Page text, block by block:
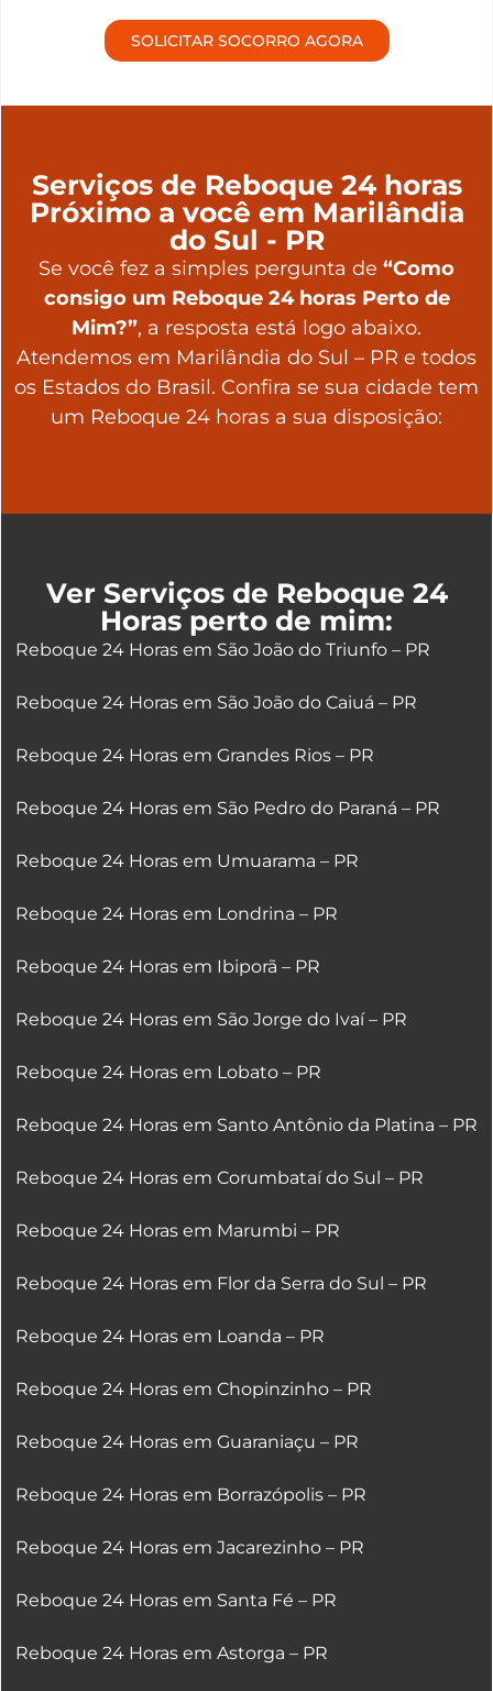
SOLICITAR SOCORRO AGORA
Serviços de Reboque 24 horas
Próximo a você em Marilândia
do Sul - PR
Se você fez a simples pergunta de “Como
consigo um Reboque 24 horas Perto de
Mim?”, a resposta está logo abaixo.
Atendemos em Marilândia do Sul – PR e todos
os Estados do Brasil. Confira se sua cidade tem
um Reboque 24 horas a sua disposição:
Ver Serviços de Reboque 24
Horas perto de mim:
Reboque 24 Horas em São João do Triunfo – PR
Reboque 24 Horas em São João do Caiuá – PR
Reboque 24 Horas em Grandes Rios – PR
Reboque 24 Horas em São Pedro do Paraná – PR
Reboque 24 Horas em Umuarama – PR
Reboque 24 Horas em Londrina – PR
Reboque 24 Horas em Ibiporã – PR
Reboque 24 Horas em São Jorge do Ivaí – PR
Reboque 24 Horas em Lobato – PR
Reboque 24 Horas em Santo Antônio da Platina – PR
Reboque 24 Horas em Corumbataí do Sul – PR
Reboque 24 Horas em Marumbi – PR
Reboque 24 Horas em Flor da Serra do Sul – PR
Reboque 24 Horas em Loanda – PR
Reboque 24 Horas em Chopinzinho – PR
Reboque 24 Horas em Guaraniaçu – PR
Reboque 24 Horas em Borrazópolis – PR
Reboque 24 Horas em Jacarezinho – PR
Reboque 24 Horas em Santa Fé – PR
Reboque 24 Horas em Astorga – PR